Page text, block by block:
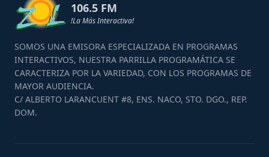
106.5 FM
!La Más Interactiva!
SOMOS UNA EMISORA ESPECIALIZADA EN PROGRAMAS
INTERACTIVOS, NUESTRA PARRILLA PROGRAMÁTICA SE
CARACTERIZA POR LA VARIEDAD, CON LOS PROGRAMAS DE
MAYOR AUDIENCIA.
C/ ALBERTO LARANCUENT #8, ENS. NACO, STO. DGO., REP.
DOM.